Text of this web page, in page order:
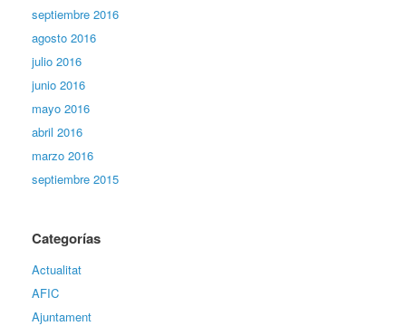
septiembre 2016
agosto 2016
julio 2016
junio 2016
mayo 2016
abril 2016
marzo 2016
septiembre 2015
Categorías
Actualitat
AFIC
Ajuntament